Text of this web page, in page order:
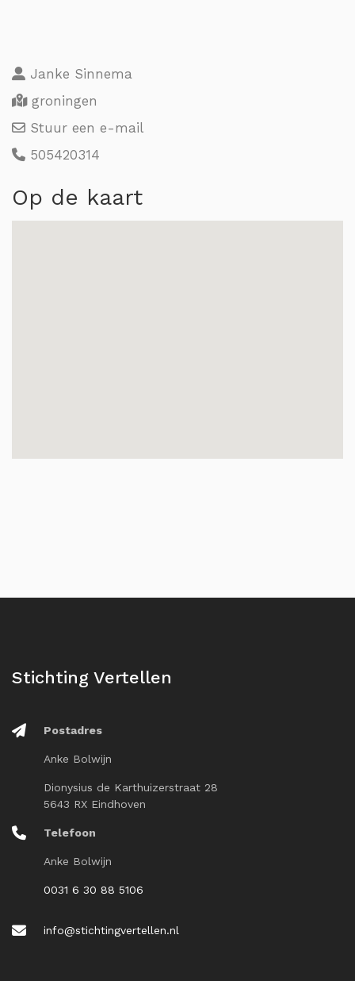
Janke Sinnema
groningen
Stuur een e-mail
505420314
Op de kaart
Stichting Vertellen
Postadres
Anke Bolwijn
Dionysius de Karthuizerstraat 28
5643 RX Eindhoven
Telefoon
Anke Bolwijn
0031 6 30 88 5106
info@stichtingvertellen.nl